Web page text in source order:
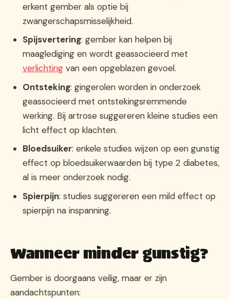
erkent gember als optie bij
zwangerschapsmisselijkheid.
Spijsvertering: gember kan helpen bij
maaglediging en wordt geassocieerd met
verlichtingvan een opgeblazen gevoel.
Ontsteking: gingerolen worden in onderzoek
geassocieerd met ontstekingsremmende
werking. Bij artrose suggereren kleine studies een
licht effect op klachten.
Bloedsuiker: enkele studies wijzen op een gunstig
effect op bloedsuikerwaarden bij type 2 diabetes,
al is meer onderzoek nodig.
Spierpijn: studies suggereren een mild effect op
spierpijn na inspanning.
Wanneer minder gunstig?
Gember is doorgaans veilig, maar er zijn
aandachtspunten: